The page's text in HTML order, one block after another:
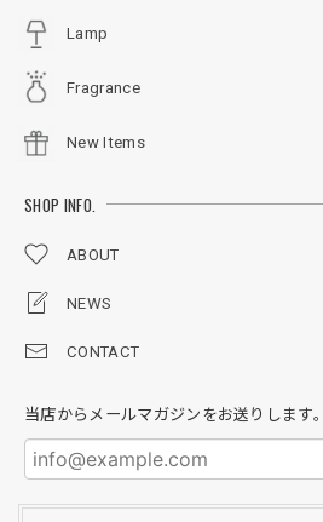
Lamp
Fragrance
New Items
SHOP INFO.
ABOUT
NEWS
CONTACT
当店からメールマガジンをお送りします